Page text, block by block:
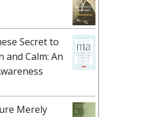
Secret to
and Calm: An
Merely